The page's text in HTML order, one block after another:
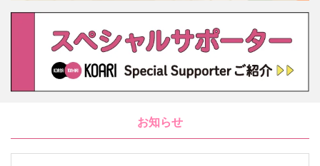
お知らせ